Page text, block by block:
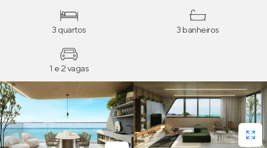
3 quartos 3 banheiros
1 e 2 vagas